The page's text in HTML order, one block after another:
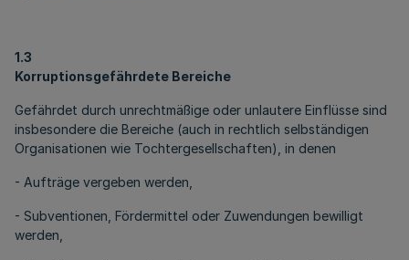
1.3
Korruptionsgefährdete Bereiche
Gefährdet durch unrechtmäßige oder unlautere Einflüsse sind
insbesondere die Bereiche (auch in rechtlich selbständigen
Organisationen wie Tochtergesellschaften), in denen
- Aufträge vergeben werden,
- Subventionen, Fördermittel oder Zuwendungen bewilligt
werden,